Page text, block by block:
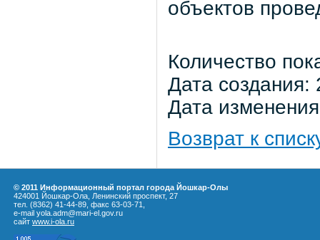
объектов
Количество
Дата
Дата
Возврат к
© 2011 Информационный портал города Йошкар-Олы
424001 Йошкар-Ола, Ленинский проспект, 27
тел. (8362) 41-44-89, факс 63-03-71,
e-mail yola.adm@mari-el.gov.ru
сайт www.i-ola.ru